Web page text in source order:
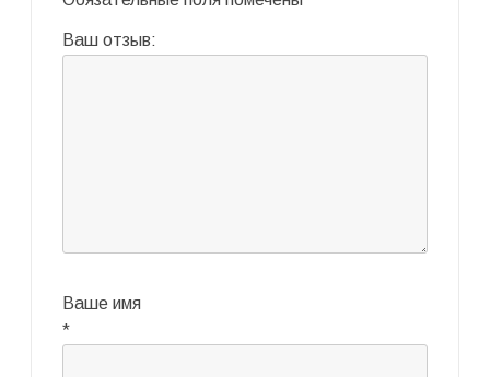
Ваш отзыв:
Ваше имя
*